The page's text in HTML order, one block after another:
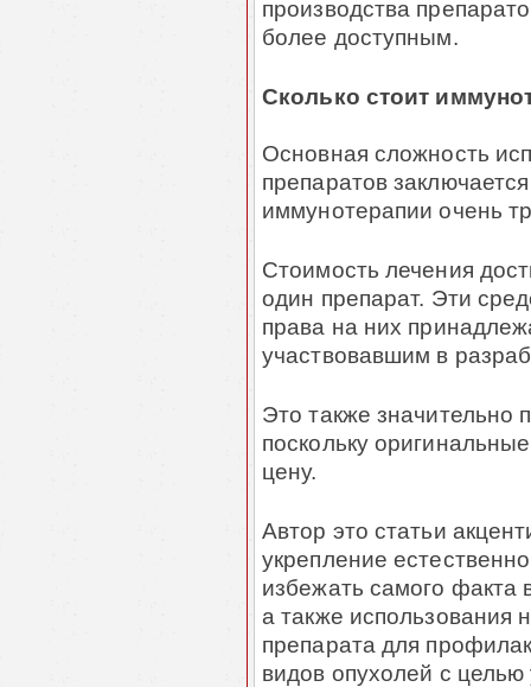
производства
более доступным.
Сколько стоит
Основная сложность
препаратов
иммунотерапии очень
Стоимость лечения
один препарат. Эти
права на них
участвовавшим в
Это также значительно
поскольку
цену.
Автор это статьи
укрепление
избежать самого факта
а также использования
препарата для
видов опухолей с